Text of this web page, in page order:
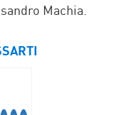
Machia.